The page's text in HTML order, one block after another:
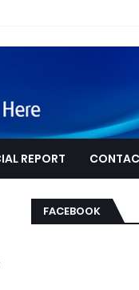
REPORT
FACEBOOK